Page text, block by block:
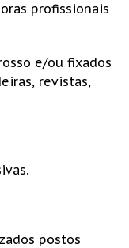
profissionais
e/ou fixados
revistas,
postos